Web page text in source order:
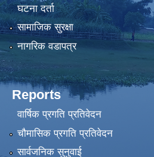
घटना दर्ता
सामाजिक सुरक्षा
नागरिक वडापत्र
Reports
वार्षिक प्रगति प्रतिवेदन
चौमासिक प्रगति प्रतिवेदन
सार्वजनिक सुनुवाई